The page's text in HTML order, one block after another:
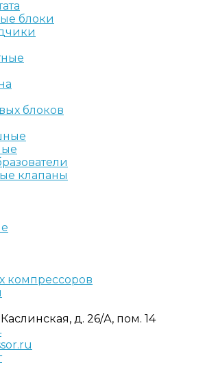
блоки
блоков
клапаны
компрессоров
д. 26/А, пом. 14